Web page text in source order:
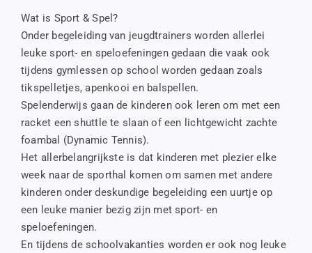
Wat is Sport & Spel?
Onder begeleiding van jeugdtrainers worden allerlei
leuke sport- en speloefeningen gedaan die vaak ook
tijdens gymlessen op school worden gedaan zoals
tikspelletjes, apenkooi en balspellen.
Spelenderwijs gaan de kinderen ook leren om met een
racket een shuttle te slaan of een lichtgewicht zachte
foambal (Dynamic Tennis).
Het allerbelangrijkste is dat kinderen met plezier elke
week naar de sporthal komen om samen met andere
kinderen onder deskundige begeleiding een uurtje op
een leuke manier bezig zijn met sport- en
speloefeningen.
En tijdens de schoolvakanties worden er ook nog leuke